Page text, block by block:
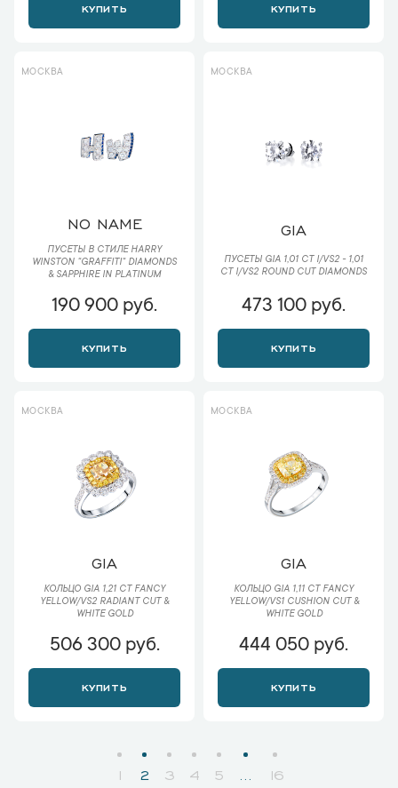
КУПИТЬ КУПИТЬ
МОСКВА
NO NAME
ПУСЕТЫ В СТИЛЕ HARRY
WINSTON "GRAFFITI" DIAMONDS
& SAPPHIRE IN PLATINUM
190 900 руб.
КУПИТЬ
МОСКВА
GIA
ПУСЕТЫ GIA 1,01 CT I/VS2 - 1,01
CT I/VS2 ROUND CUT DIAMONDS
473 100 руб.
КУПИТЬ
МОСКВА
GIA
КОЛЬЦО GIA 1,21 CT FANCY
YELLOW/VS2 RADIANT CUT &
WHITE GOLD
506 300 руб.
КУПИТЬ
МОСКВА
GIA
КОЛЬЦО GIA 1,11 CT FANCY
YELLOW/VS1 CUSHION CUT &
WHITE GOLD
444 050 руб.
КУПИТЬ
1 2 3 4 5 16